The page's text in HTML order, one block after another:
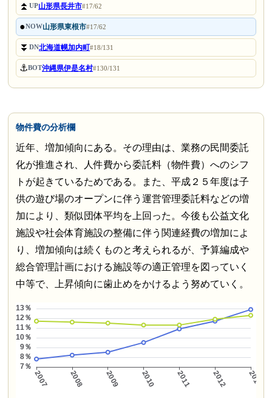
⏫UP山形県長井市#17/62
●NOW山形県東根市#17/62
⏬DN北海道幌加内町#18/131
⚓BOT沖縄県伊是名村#130/131
物件費の分析欄
近年、増加傾向にある。その理由は、業務の民間委託
化が推進され、人件費から委託料（物件費）へのシフ
トが起きているためである。また、平成２５年度は子
供の遊び場のオープンに伴う運営管理委託料などの増
加により、類似団体平均を上回った。今後も公益文化
施設や社会体育施設の整備に伴う関連経費の増加によ
り、増加傾向は続くものと考えられるが、予算編成や
総合管理計画における施設等の適正管理を図っていく
中等で、上昇傾向に歯止めをかけるよう努めていく。